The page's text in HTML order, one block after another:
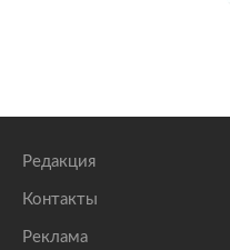
Редакция
Контакты
Реклама